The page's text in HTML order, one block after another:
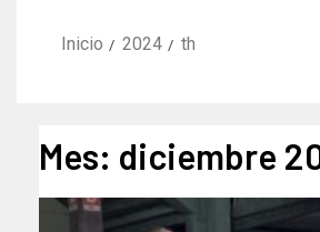
Inicio 2024 th
Mes: diciembre